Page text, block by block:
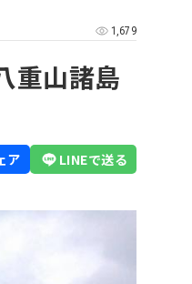
ハワイ
ミクロネシア
オセアニア
1,679
重山諸島
ア LINEで送る